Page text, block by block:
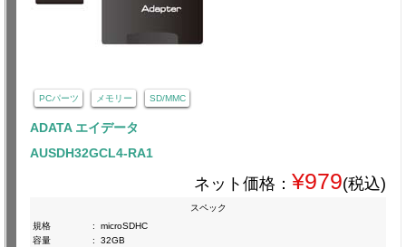
PCパーツ メモリー SD/MMC
ADATA エイデータ
AUSDH32GCL4-RA1
ネット価格： ¥979(税込)
スペック
規格
:
microSDHC
容量
:
32GB